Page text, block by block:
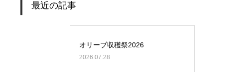
最近の記事
オリーブ収穫祭2026
2026.07.28